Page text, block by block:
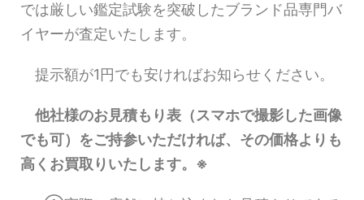
では厳しい鑑定試験を突破したブランド品専門バ
イヤーが査定いたします。
提示額が1円でも安ければお知らせください。
他社様のお見積もり表（スマホで撮影した画像
でも可）をご持参いただければ、その価格よりも
高くお買取りいたします。※